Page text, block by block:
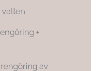
vatten.
+
av